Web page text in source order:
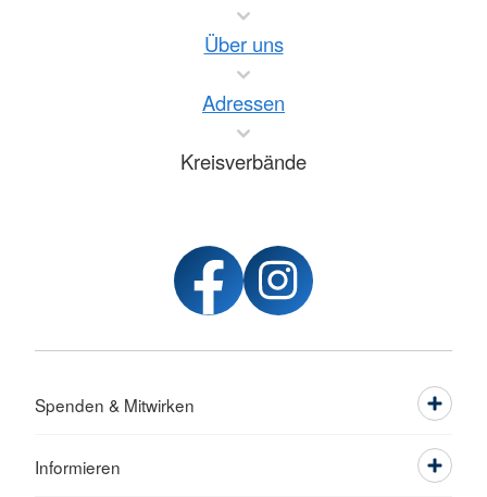
Über uns
Adressen
Kreisverbände
Spenden & Mitwirken
Informieren